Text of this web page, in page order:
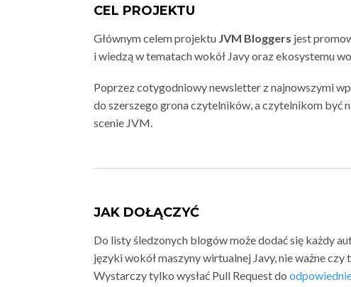
CEL PROJEKTU
Głównym celem projektu JVM Bloggers jest
i wiedzą w tematach wokół Javy oraz ekosystemu
Poprzez cotygodniowy newsletter z najnowszymi
do szerszego grona czytelników, a czytelnikom być
scenie JVM.
JAK DOŁĄCZYĆ
Do listy śledzonych blogów może dodać się każdy
języki wokół maszyny wirtualnej Javy, nie ważne
Wystarczy tylko wysłać Pull Request do